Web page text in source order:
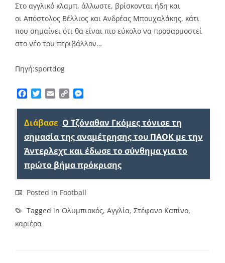
Στο αγγλικό κλαμπ, άλλωστε, βρίσκονται ήδη και
οι Απόστολος Βέλλιος και Ανδρέας Μπουχαλάκης, κάτι
που σημαίνει ότι θα είναι πιο εύκολο να προσαρμοστεί
στο νέο του περιβάλλον…
Πηγή:sportdog
Facebook
TwitterEmailCopy
Διάβασε Ο Τζόναθαν Γκόμες τόνισε τη
σημασία της αναμέτρησης του ΠΑΟΚ με την
Άντερλεχτ και έδωσε το σύνθημα για το
πρώτο βήμα πρόκρισης
Posted in Football
Tagged in Ολυμπιακός, Αγγλία, Στέφανο Καπίνο,
καριέρα